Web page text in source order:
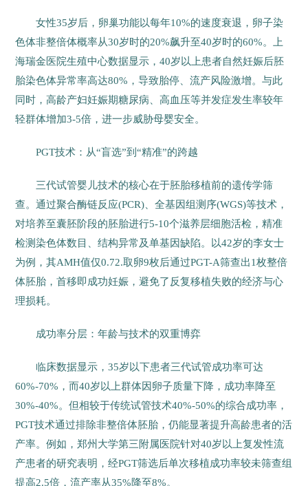
女性35岁后，卵巢功能以每年10%的速度衰退，卵子染
色体非整倍体概率从30岁时的20%飙升至40岁时的60%。上
海瑞金医院生殖中心数据显示，40岁以上患者自然妊娠后胚
胎染色体异常率高达80%，导致胎停、流产风险激增。与此
同时，高龄产妇妊娠期糖尿病、高血压等并发症发生率较年
轻群体增加3-5倍，进一步威胁母婴安全。
PGT技术：从“盲选”到“精准”的跨越
三代试管婴儿技术的核心在于胚胎移植前的遗传学筛
查。通过聚合酶链反应(PCR)、全基因组测序(WGS)等技术，
对培养至囊胚阶段的胚胎进行5-10个滋养层细胞活检，精准
检测染色体数目、结构异常及单基因缺陷。以42岁的李女士
为例，其AMH值仅0.72.取卵9枚后通过PGT-A筛查出1枚整倍
体胚胎，首移即成功妊娠，避免了反复移植失败的经济与心
理损耗。
成功率分层：年龄与技术的双重博弈
临床数据显示，35岁以下患者三代试管成功率可达
60%-70%，而40岁以上群体因卵子质量下降，成功率降至
30%-40%。但相较于传统试管技术40%-50%的综合成功率，
PGT技术通过排除非整倍体胚胎，仍能显著提升高龄患者的活
产率。例如，郑州大学第三附属医院针对40岁以上复发性流
产患者的研究表明，经PGT筛选后单次移植成功率较未筛查组
提高2.5倍，流产率从35%降至8%。